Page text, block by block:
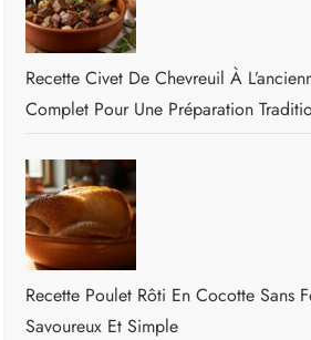
Recette Civet De Chevreuil À
Complet Pour Une Préparation
Recette Poulet Rôti En Cocotte Sans
Savoureux Et Simple